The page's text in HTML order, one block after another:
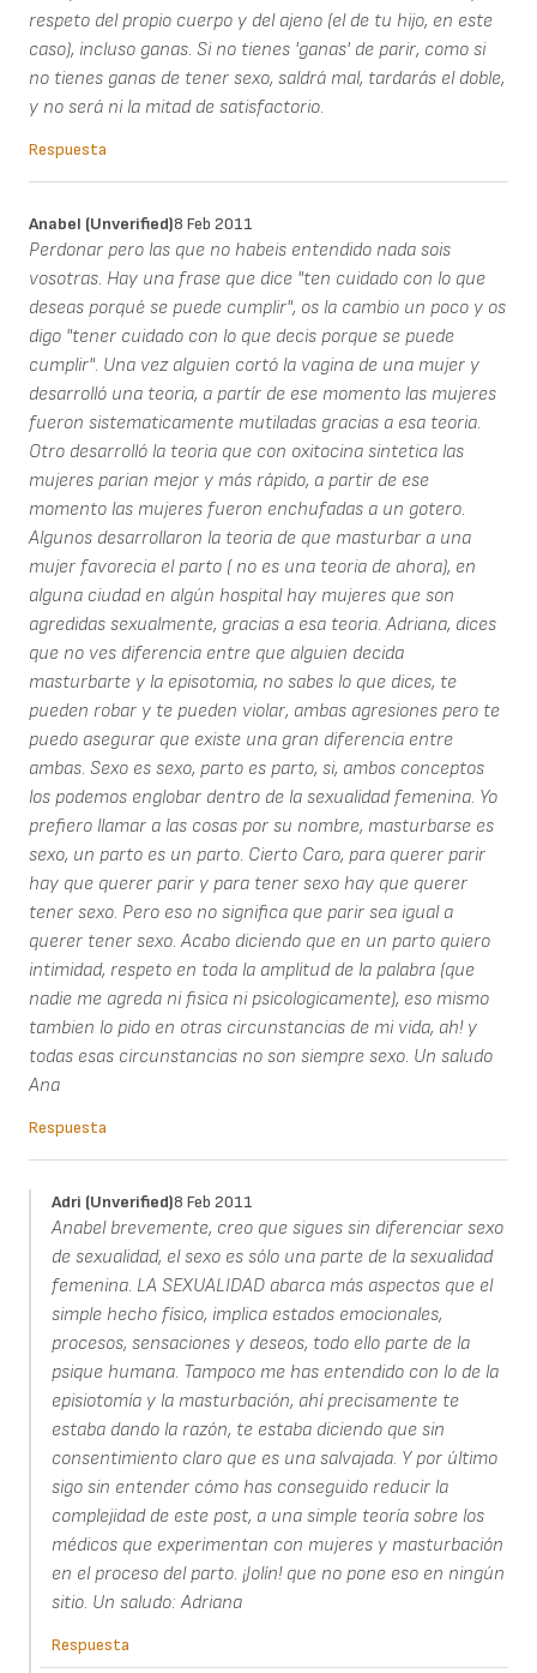
respeto del propio cuerpo y del ajeno (el de tu hijo, en este
caso), incluso ganas. Si no tienes 'ganas' de parir, como si
no tienes ganas de tener sexo, saldrá mal, tardarás el doble,
y no será ni la mitad de satisfactorio.
Respuesta
Anabel (unverified)8 Feb 2011
Perdonar pero las que no habeis entendido nada sois
vosotras. Hay una frase que dice "ten cuidado con lo que
deseas porqué se puede cumplir", os la cambio un poco y os
digo "tener cuidado con lo que decis porque se puede
cumplir". Una vez alguien cortó la vagina de una mujer y
desarrolló una teoria, a partír de ese momento las mujeres
fueron sistematicamente mutiladas gracias a esa teoria.
Otro desarrolló la teoria que con oxitocina sintetica las
mujeres parian mejor y más rápido, a partir de ese
momento las mujeres fueron enchufadas a un gotero.
Algunos desarrollaron la teoria de que masturbar a una
mujer favorecia el parto ( no es una teoria de ahora), en
alguna ciudad en algún hospital hay mujeres que son
agredidas sexualmente, gracias a esa teoria. Adriana, dices
que no ves diferencia entre que alguien decida
masturbarte y la episotomia, no sabes lo que dices, te
pueden robar y te pueden violar, ambas agresiones pero te
puedo asegurar que existe una gran diferencia entre
ambas. Sexo es sexo, parto es parto, si, ambos conceptos
los podemos englobar dentro de la sexualidad femenina. Yo
prefiero llamar a las cosas por su nombre, masturbarse es
sexo, un parto es un parto. Cierto Caro, para querer parir
hay que querer parir y para tener sexo hay que querer
tener sexo. Pero eso no significa que parir sea igual a
querer tener sexo. Acabo diciendo que en un parto quiero
intimidad, respeto en toda la amplitud de la palabra (que
nadie me agreda ni fisica ni psicologicamente), eso mismo
tambien lo pido en otras circunstancias de mi vida, ah! y
todas esas circunstancias no son siempre sexo. Un saludo
Ana
Respuesta
Adri (unverified)8 Feb 2011
Anabel brevemente, creo que sigues sin diferenciar sexo
de sexualidad, el sexo es sólo una parte de la sexualidad
femenina. LA SEXUALIDAD abarca más aspectos que el
simple hecho físico, implica estados emocionales,
procesos, sensaciones y deseos, todo ello parte de la
psique humana. Tampoco me has entendido con lo de la
episiotomía y la masturbación, ahí precisamente te
estaba dando la razón, te estaba diciendo que sin
consentimiento claro que es una salvajada. Y por último
sigo sin entender cómo has conseguido reducir la
complejidad de este post, a una simple teoría sobre los
médicos que experimentan con mujeres y masturbación
en el proceso del parto. ¡Jolín! que no pone eso en ningún
sitio. Un saludo: Adriana
Respuesta